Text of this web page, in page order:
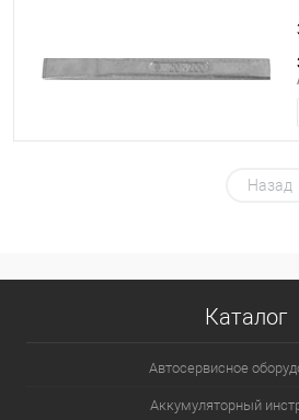
Назад
Каталог
Автосервисное
Аккумуляторный